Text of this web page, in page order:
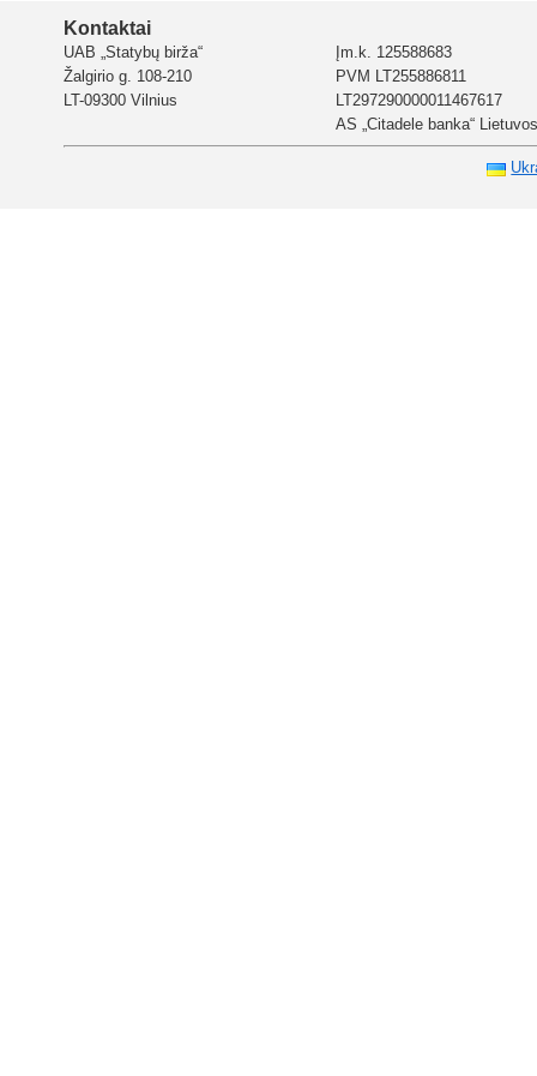
Kontaktai
UAB „Statybų birža“
Žalgirio g. 108-210
LT-09300 Vilnius
Įm.k. 125588683
PVM LT255886811
LT297290000011467617
AS „Citadele banka“